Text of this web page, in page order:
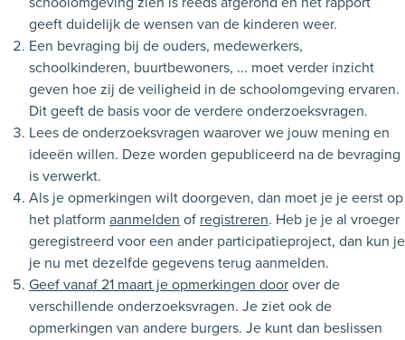
geeft duidelijk de wensen van de kinderen weer.
Een bevraging bij de ouders, medewerkers,
schoolkinderen, buurtbewoners, ... moet verder inzicht
geven hoe zij de veiligheid in de schoolomgeving ervaren.
Dit geeft de basis voor de verdere onderzoeksvragen.
Lees de onderzoeksvragen waarover we jouw mening en
ideeën willen. Deze worden gepubliceerd na de bevraging
is verwerkt.
Als je opmerkingen wilt doorgeven, dan moet je je eerst op
het platform aanmelden of registreren. Heb je je al vroeger
geregistreerd voor een ander participatieproject, dan kun je
je nu met dezelfde gegevens terug aanmelden.
Geef vanaf 21 maart je opmerkingen door over de
verschillende onderzoeksvragen. Je ziet ook de
opmerkingen van andere burgers. Je kunt dan beslissen